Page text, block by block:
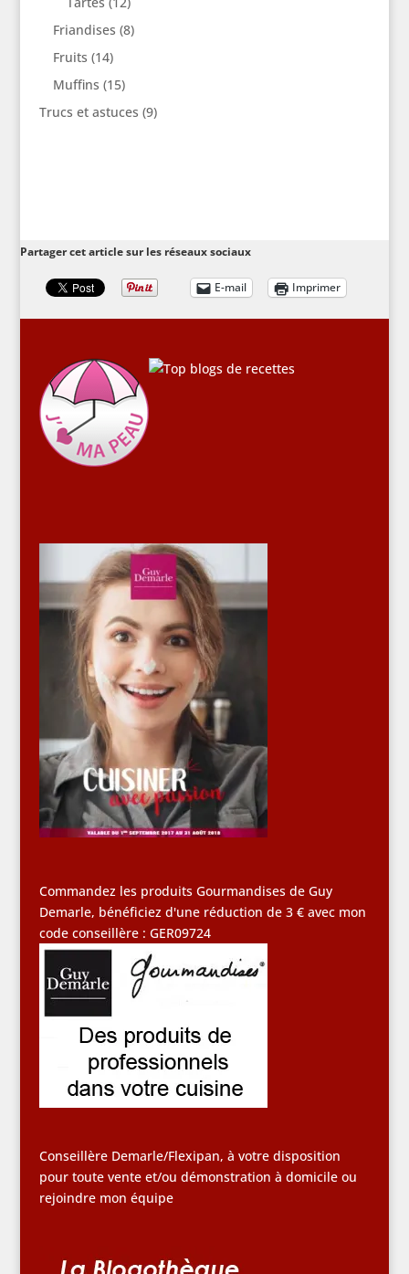
Friandises (8)
Fruits (14)
Muffins (15)
Trucs et astuces (9)
Partager cet article sur les réseaux sociaux
E-mail Imprimer
Commandez les produits Gourmandises de Guy
Demarle, bénéficiez d'une réduction de 3 € avec mon
code conseillère : GER09724
Conseillère Demarle/Flexipan, à votre disposition
pour toute vente et/ou démonstration à domicile ou
rejoindre mon équipe